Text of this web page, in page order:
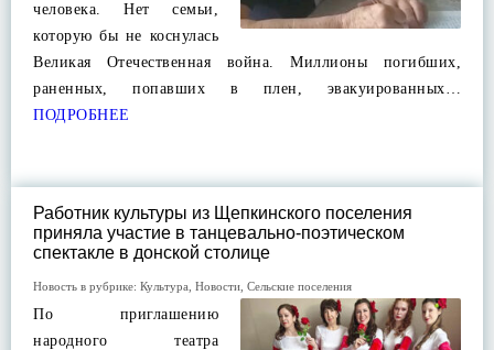
человека. Нет семьи,
которую бы не коснулась
Великая Отечественная война. Миллионы погибших,
раненных, попавших в плен, эвакуированных…
ПОДРОБНЕЕ
Работник культуры из Щепкинского поселения
приняла участие в танцевально-поэтическом
спектакле в донской столице
Новость в рубрике: Культура Новости Сельские поселения
По приглашению
народного театра